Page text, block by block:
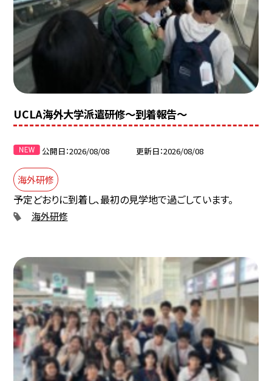
UCLA海外大学派遣研修〜到着報告〜
公開日 2026/08/08 更新日 2026/08/08
海外研修
予定どおりに到着し、最初の見学地で過ごしています。
海外研修